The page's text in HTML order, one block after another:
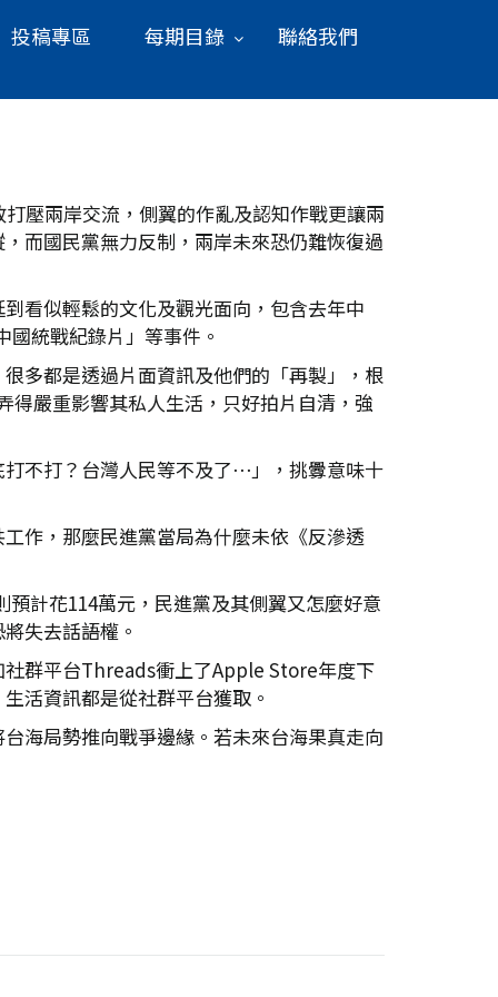
投稿專區 每期目錄 聯絡我們
壓兩岸交流，側翼的作亂及認知作戰更讓兩
而國民黨無力反制，兩岸未來恐仍難恢復過
看似輕鬆的文化及觀光面向，包含去年中
統戰紀錄片」等事件。
多都是透過片面資訊及他們的「再製」，根
嚴重影響其私人生活，只好拍片自清，強
不打？台灣人民等不及了⋯」，挑釁意味十
作，那麼民進黨當局為什麼未依《反滲透
計花114萬元，民進黨及其側翼又怎麼好意
失去話語權。
社群平台Threads衝上了Apple Store年度下
活資訊都是從社群平台獲取。
海局勢推向戰爭邊緣。若未來台海果真走向